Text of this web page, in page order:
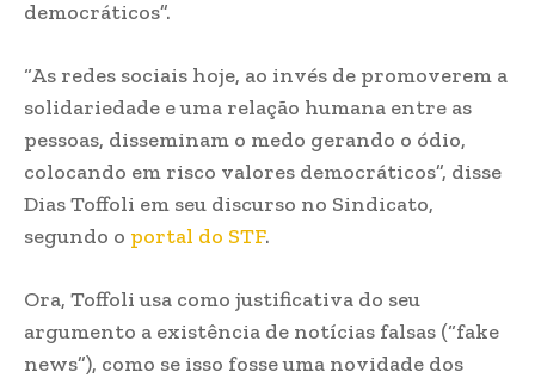
democráticos”.
“As redes sociais hoje, ao invés de promoverem a
solidariedade e uma relação humana entre as
pessoas, disseminam o medo gerando o ódio,
colocando em risco valores democráticos”, disse
Dias Toffoli em seu discurso no Sindicato,
segundo o portal do STF.
Ora, Toffoli usa como justificativa do seu
argumento a existência de notícias falsas (“fake
news”), como se isso fosse uma novidade dos